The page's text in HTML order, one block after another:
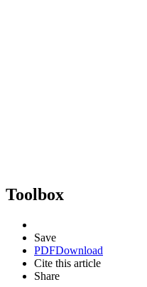
Toolbox
Save
PDFDownload
Cite this article
Share